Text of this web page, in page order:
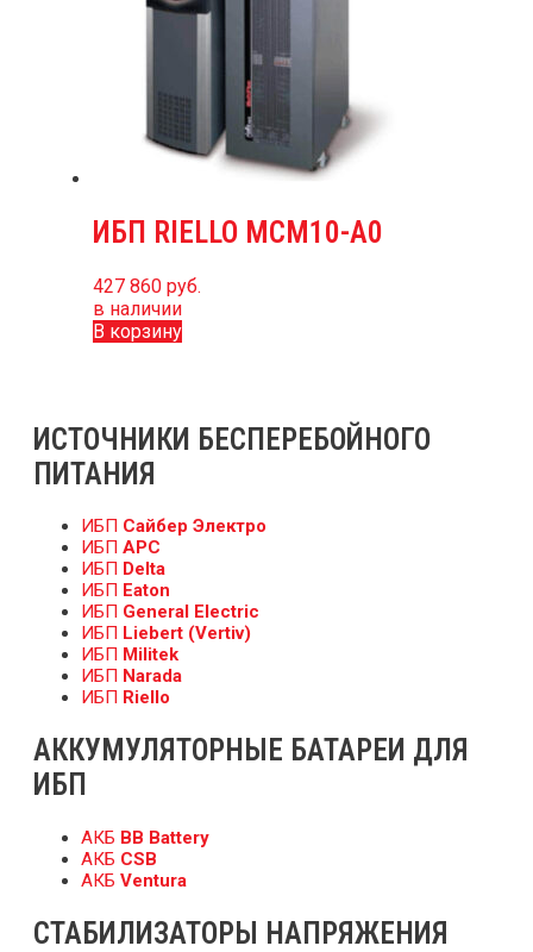
ИБП RIELLO MCM10-A0
427 860 руб.
в наличии
В корзину
ИСТОЧНИКИ БЕСПЕРЕБОЙНОГО
ПИТАНИЯ
ИБП Сайбер Электро
ИБП APC
ИБП Delta
ИБП Eaton
ИБП General Electric
ИБП Liebert (Vertiv)
ИБП Militek
ИБП Narada
ИБП Riello
АККУМУЛЯТОРНЫЕ БАТАРЕИ ДЛЯ
ИБП
АКБ BB Battery
АКБ CSB
АКБ Ventura
СТАБИЛИЗАТОРЫ НАПРЯЖЕНИЯ